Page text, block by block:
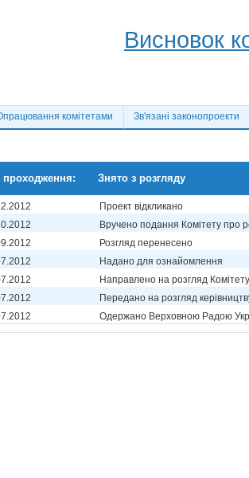
Висновок
комітетами Зв'язані законопроекти
проходження: Знято з розгляду
Проект відкликано
Вручено подання Комітету про
Розгляд перенесено
Надано для ознайомлення
Направлено на розгляд Комітету
Передано на розгляд
Одержано Верховною Радою